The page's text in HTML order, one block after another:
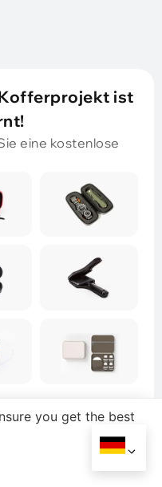
ist
eine kostenlose
you get the best